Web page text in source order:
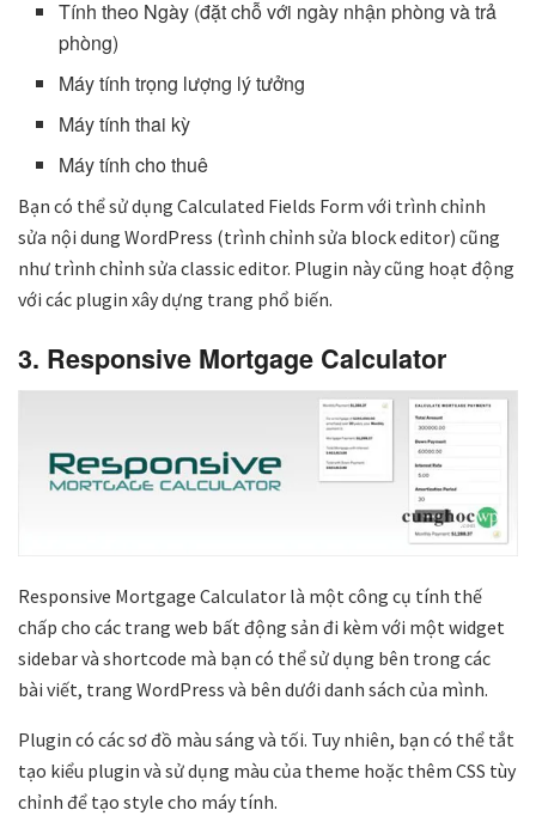
Tính theo Ngày (đặt chỗ với ngày nhận phòng và trả
phòng)
Máy tính trọng lượng lý tưởng
Máy tính thai kỳ
Máy tính cho thuê
Bạn có thể sử dụng Calculated Fields Form với trình chỉnh
sửa nội dung WordPress (trình chỉnh sửa block editor) cũng
như trình chỉnh sửa classic editor. Plugin này cũng hoạt động
với các plugin xây dựng trang phổ biến.
3. Responsive Mortgage Calculator
Responsive Mortgage Calculator là một công cụ tính thế
chấp cho các trang web bất động sản đi kèm với một widget
sidebar và shortcode mà bạn có thể sử dụng bên trong các
bài viết, trang WordPress và bên dưới danh sách của mình.
Plugin có các sơ đồ màu sáng và tối. Tuy nhiên, bạn có thể tắt
tạo kiểu plugin và sử dụng màu của theme hoặc thêm CSS tùy
chỉnh để tạo style cho máy tính.